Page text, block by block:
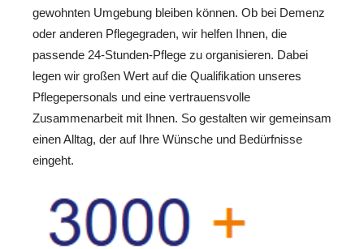
gewohnten Umgebung bleiben können. Ob bei Demenz
oder anderen Pflegegraden, wir helfen Ihnen, die
passende 24-Stunden-Pflege zu organisieren. Dabei
legen wir großen Wert auf die Qualifikation unseres
Pflegepersonals und eine vertrauensvolle
Zusammenarbeit mit Ihnen. So gestalten wir gemeinsam
einen Alltag, der auf Ihre Wünsche und Bedürfnisse
eingeht.